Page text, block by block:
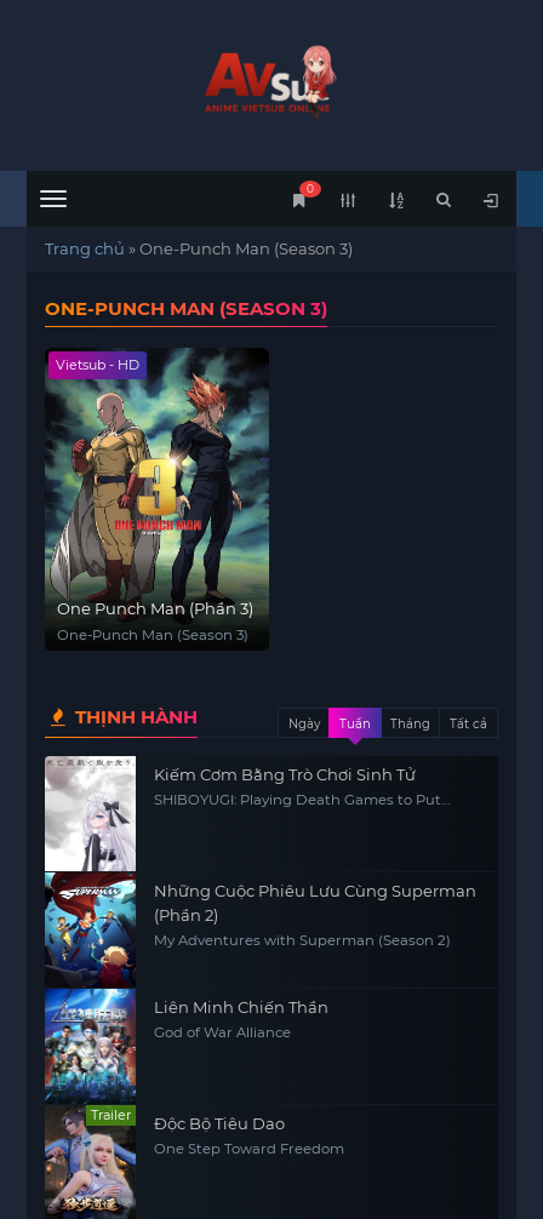
Menu
0
Trang chủ »One-Punch Man (Season 3)
ONE-PUNCH MAN (SEASON 3)
Vietsub - HD
One Punch Man (Phần 3)
One-Punch Man (Season 3)
THỊNH HÀNH Ngày Tuần Tháng Tất cả
Kiếm Cơm Bằng Trò Chơi Sinh Tử
SHIBOYUGI: Playing Death Games to Put
Những Cuộc Phiêu Lưu Cùng Superman
(Phần 2)
My Adventures with Superman (Season 2)
Liên Minh Chiến Thần
God of War Alliance
Trailer Độc Bộ Tiêu Dao
One Step Toward Freedom